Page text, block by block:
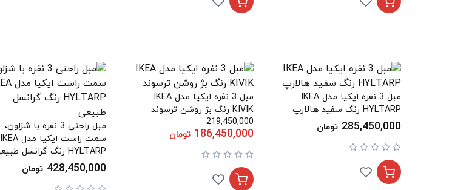
مبل 3 نفره ایکیا مدل IKEA
HYLTARP رنگ سفید هالارپ
285,450,000 تومان
مبل 3 نفره ایکیا مدل IKEA
KIVIK رنگ بژ روشن ترسوند
219,450,000
186,450,000 تومان
مبل راحتی 3 نفره با شزلون،
سمت راست ایکیا مدل IKEA
HYLTARP رنگ گرانسل طبیعی
428,450,000 تومان